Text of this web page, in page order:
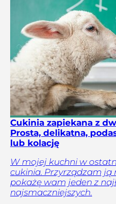
Cukinia zapiekana z
Prosta, delikatna,
lub kolację
W mojej kuchni w
cukinia. Przyrządzam ją
pokażę wam jeden z
najsmaczniejszych.